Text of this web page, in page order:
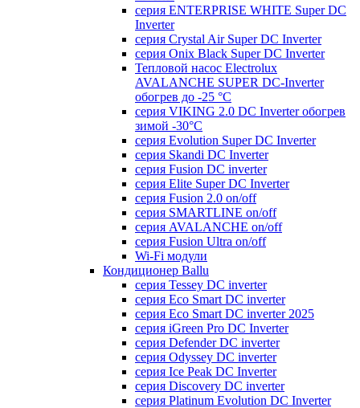
серия ENTERPRISE WHITE Super DC
Inverter
серия Crystal Air Super DC Inverter
серия Onix Black Super DC Inverter
Тепловой насос Electrolux
AVALANCHE SUPER DC-Inverter
обогрев до -25 °С
серия VIKING 2.0 DC Inverter обогрев
зимой -30°С
серия Evolution Super DC Inverter
серия Skandi DC Inverter
серия Fusion DC inverter
серия Elite Super DC Inverter
серия Fusion 2.0 on/off
серия SMARTLINE on/off
серия AVALANCHE on/off
серия Fusion Ultra on/off
Wi-Fi модули
Кондиционер Ballu
серия Tessey DC inverter
серия Eco Smart DC inverter
серия Eco Smart DC inverter 2025
серия iGreen Pro DC Inverter
серия Defender DC inverter
серия Odyssey DC inverter
серия Ice Peak DС Inverter
cерия Discovery DC inverter
серия Platinum Evolution DC Inverter